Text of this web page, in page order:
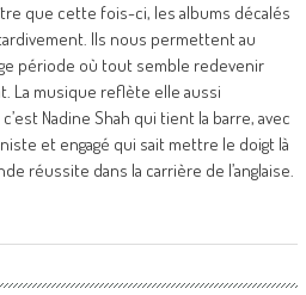
que cette fois-ci, les albums décalés
Ils nous permettent au
période où tout semble redevenir
La musique reflète elle aussi
Nadine Shah qui tient la barre, avec
et engagé qui sait mettre le doigt là
réussite dans la carrière de l’anglaise.